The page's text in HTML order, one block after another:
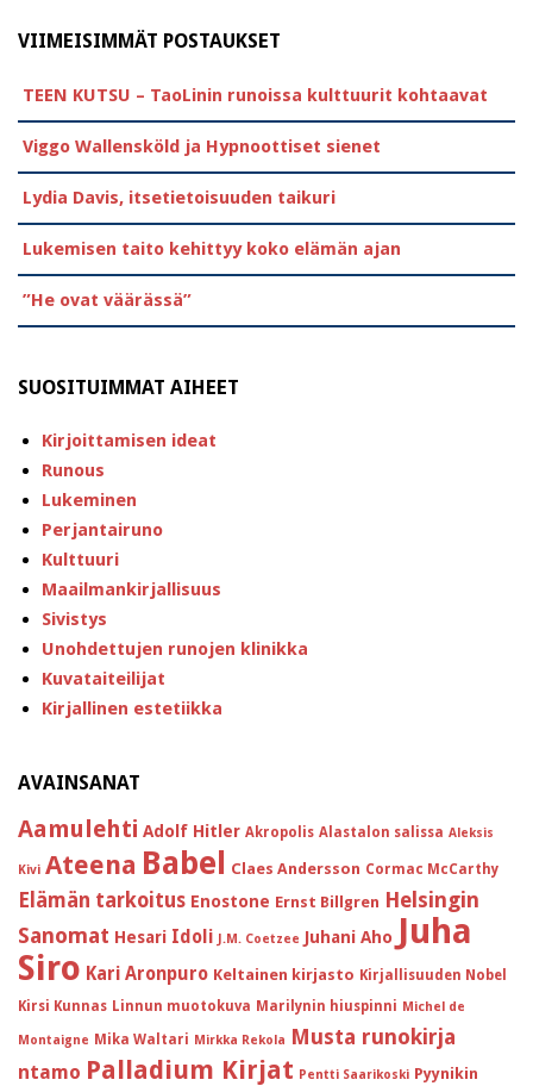
VIIMEISIMMÄT POSTAUKSET
TEEN KUTSU – TaoLinin runoissa kulttuurit kohtaavat
Viggo Wallensköld ja Hypnoottiset sienet
Lydia Davis, itsetietoisuuden taikuri
Lukemisen taito kehittyy koko elämän ajan
”He ovat väärässä”
SUOSITUIMMAT AIHEET
Kirjoittamisen ideat
Runous
Lukeminen
Perjantairuno
Kulttuuri
Maailmankirjallisuus
Sivistys
Unohdettujen runojen klinikka
Kuvataiteilijat
Kirjallinen estetiikka
AVAINSANAT
Aamulehti Adolf Hitler Akropolis Alastalon salissa Aleksis
Kivi Ateena Babel Claes Andersson Cormac McCarthy
Elämän tarkoitus Enostone Ernst Billgren Helsingin
Sanomat Hesari Idoli J.M. Coetzee Juhani Aho Juha
Siro Kari Aronpuro Keltainen kirjasto Kirjallisuuden Nobel
Kirsi Kunnas Linnun muotokuva Marilynin hiuspinni Michel de
Montaigne Mika Waltari Mirkka Rekola Musta runokirja
ntamo Palladium Kirjat Pentti Saarikoski Pyynikin